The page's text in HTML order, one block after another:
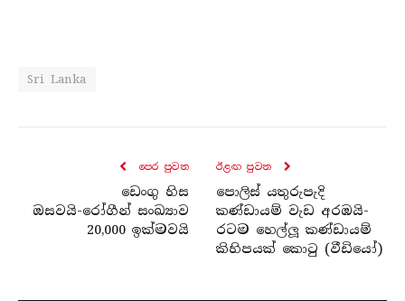
Sri Lanka
පෙර පුව​ත
ඩෙංගු හිස
ඔසවයි-‍රෝගීන් සංඛ්‍යාව
20,000 ඉක්මවයි
ඊළඟ පුව​ත
පොලිස් යතුරුපැදි
කණ්ඩායම් වැඩ අරඹයි-
රටම හෙල්ලූ කණ්ඩායම්
කිහිපයක් කොටු (වීඩියෝ)